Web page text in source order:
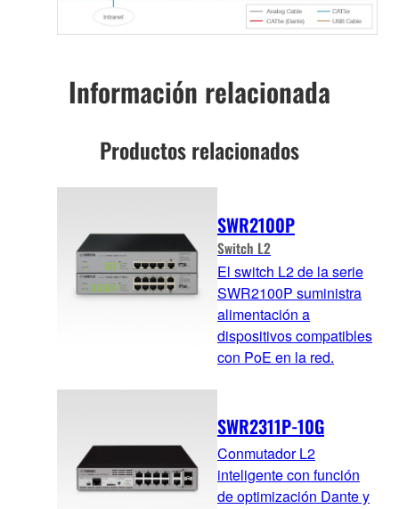
Información relacionada
Productos relacionados
SWR2100P
Switch L2
El switch L2 de la serie
SWR2100P suministra
alimentación a
dispositivos compatibles
con PoE en la red.
SWR2311P-10G
Conmutador L2
inteligente con función
de optimización Dante y